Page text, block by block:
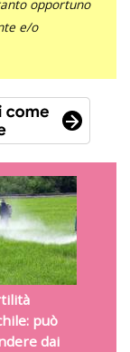
opportuno
e/o
può
dai